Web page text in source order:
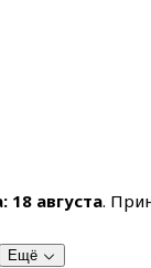
августа.
Ещё